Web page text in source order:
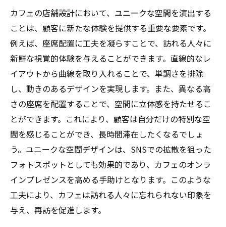
カフェの店舗設計において、ユニークな空間を演出する
ことは、顧客に新たな体験を提供する重要な要素です。
例えば、座席配置に工夫を凝らすことで、訪れる人々に
新鮮な視覚的体験を与えることができます。直線的なレ
イアウトから曲線を取り入れることで、単調さを排除
し、動きのあるデザインを実現します。また、異なる高
さの座席を配置することで、空間に立体感を持たせるこ
とができます。これにより、顧客は自分だけの特別な空
間を感じることができ、長時間滞在したくなるでしょ
う。ユニークな空間デザインは、SNSでの拡散を狙った
フォトスポットとしても効果的であり、カフェのオンラ
インプレゼンスを高める手助けとなります。このような
工夫により、カフェは訪れる人々に忘れられない印象を
与え、再訪を促進します。